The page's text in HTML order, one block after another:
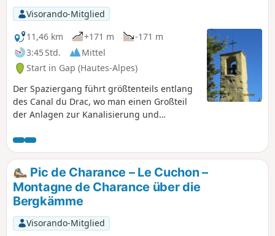
Visorando-Mitglied
11,46 km
+171 m
-171 m
3:45 Std.
Mittel
Start in Gap (Hautes-Alpes)
Der Spaziergang führt größtenteils entlang
des Canal du Drac, wo man einen Großteil
der Anlagen zur Kanalisierung und
Bauernhöfe entdecken kann und auch
Abschnitte mit Panoramablick bietet.
Pic de Charance – Le Cuchon –
Montagne de Charance über die
Bergkämme
Visorando-Mitglied